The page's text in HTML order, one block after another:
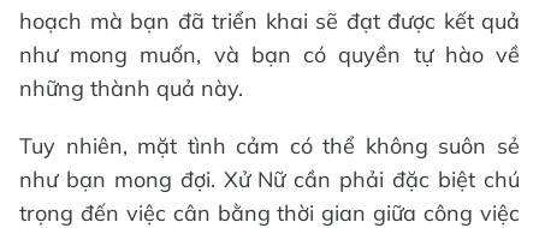
hoạch mà bạn đã triển khai sẽ đạt được kết quả
như mong muốn, và bạn có quyền tự hào về
những thành quả này.
Tuy nhiên, mặt tình cảm có thể không suôn sẻ
như bạn mong đợi. Xử Nữ cần phải đặc biệt chú
trọng đến việc cân bằng thời gian giữa công việc